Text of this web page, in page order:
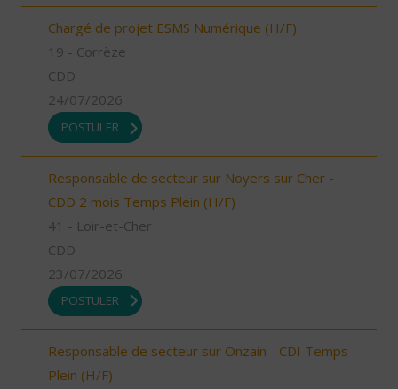
Chargé de projet ESMS Numérique (H/F)
19 - Corrèze
CDD
24/07/2026
POSTULER
Responsable de secteur sur Noyers sur Cher -
CDD 2 mois Temps Plein (H/F)
41 - Loir-et-Cher
CDD
23/07/2026
POSTULER
Responsable de secteur sur Onzain - CDI Temps
Plein (H/F)